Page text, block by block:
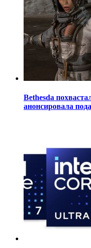
Bethesda
анонсировала